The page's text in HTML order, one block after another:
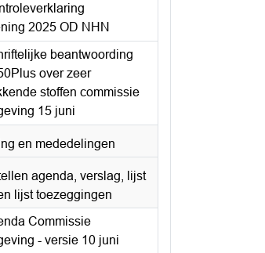
2025 OD NHN
beantwoording
over zeer
stoffen commissie
15 juni
en mededelingen
agenda, verslag, lijst
lijst toezeggingen
Commissie
- versie 10 juni